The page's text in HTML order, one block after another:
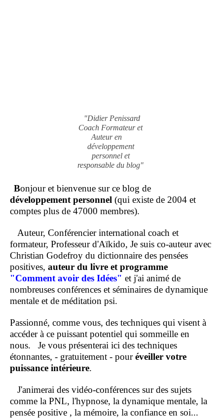
"Didier Penissard
Coach Formateur et
Auteur en
développement
personnel et
responsable du blog"
Bonjour et bienvenue sur ce blog de
développement personnel (qui existe de 2004 et
comptes plus de 47000 membres).
Auteur, Conférencier international coach et
formateur, Professeur d'Aïkido, Je suis co-auteur avec
Christian Godefroy du dictionnaire des pensées
positives, auteur du livre et programme
"Comment avoir des Idées" et j'ai animé de
nombreuses conférences et séminaires de dynamique
mentale et de méditation psi.
Passionné, comme vous, des techniques qui visent à
accéder à ce puissant potentiel qui sommeille en
nous. Je vous présenterai ici des techniques
étonnantes, - gratuitement - pouréveiller votre
puissance intérieure.
J'animerai des vidéo-conférences sur des sujets
comme la PNL, l'hypnose, la dynamique mentale, la
pensée positive , la mémoire, la confiance en soi...